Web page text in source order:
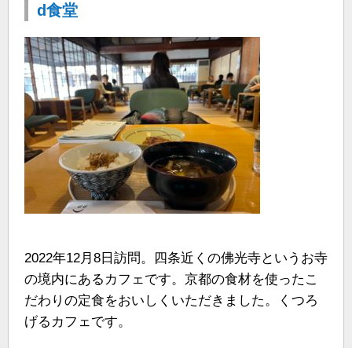
d食堂
2022年12月8日訪問。四条近くの佛光寺というお寺
の境内にあるカフェです。京都の食材を使ったこ
だわりの定食をおいしくいただきました。くつろ
げるカフェです。